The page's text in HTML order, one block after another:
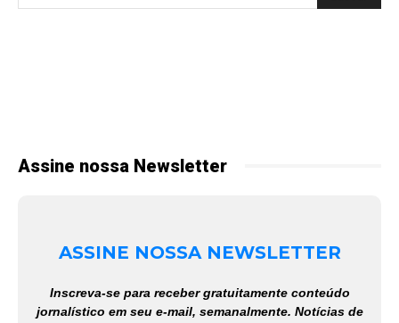
Assine nossa Newsletter
ASSINE NOSSA NEWSLETTER
Inscreva-se para receber gratuitamente conteúdo
jornalístico em seu e-mail, semanalmente. Notícias de